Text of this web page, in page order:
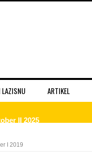
LAZISNU ARTIKEL
I 2019